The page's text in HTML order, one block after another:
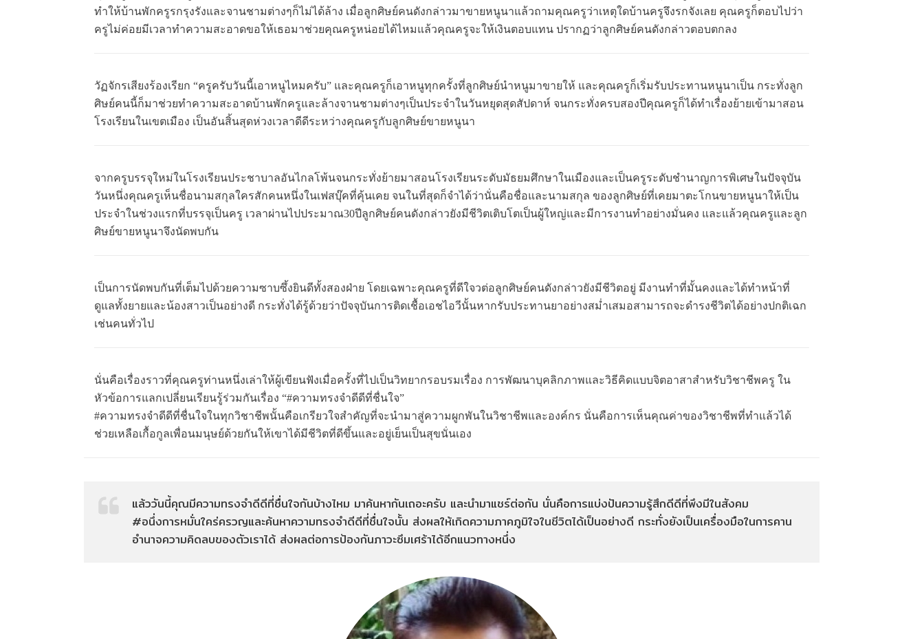
ทำให้บ้านพักครูรกรุงรังและจานชามต่างๆก็ไม่ได้ล้าง เมื่อลูกศิษย์คนดังกล่าวมาขายหนูนาแล้วถามคุณครูว่าเหตุใดบ้านครูจึงรกจังเลย คุณครูก็ตอบไปว่า
ครูไม่ค่อยมีเวลาทำความสะอาดขอให้เธอมาช่วยคุณครูหน่อยได้ไหมแล้วคุณครูจะให้เงินตอบแทน ปรากฏว่าลูกศิษย์คนดังกล่าวตอบตกลง
วัฏจักรเสียงร้องเรียก “ครูครับวันนี้เอาหนูไหมครับ” และคุณครูก็เอาหนูทุกครั้งที่ลูกศิษย์นำหนูมาขายให้ และคุณครูก็เริ่มรับประทานหนูนาเป็น กระทั่งลูก
ศิษย์คนนี้ก็มาช่วยทำความสะอาดบ้านพักครูและล้างจานชามต่างๆเป็นประจำในวันหยุดสุดสัปดาห์ จนกระทั่งครบสองปีคุณครูก็ได้ทำเรื่องย้ายเข้ามาสอน
โรงเรียนในเขตเมือง เป็นอันสิ้นสุดห่วงเวลาดีดีระหว่างคุณครูกับลูกศิษย์ขายหนูนา
จากครูบรรจุใหม่ในโรงเรียนประชาบาลอันไกลโพ้นจนกระทั่งย้ายมาสอนโรงเรียนระดับมัธยมศึกษาในเมืองและเป็นครูระดับชำนาญการพิเศษในปัจจุบัน
วันหนึ่งคุณครูเห็นชื่อนามสกุลใครสักคนหนึ่งในเฟสบุ๊คที่คุ้นเคย จนในที่สุดก็จำได้ว่านั่นคือชื่อและนามสกุล ของลูกศิษย์ที่เคยมาตะโกนขายหนูนาให้เป็น
ประจำในช่วงแรกที่บรรจุเป็นครู เวลาผ่านไปประมาณ30ปีลูกศิษย์คนดังกล่าวยังมีชีวิตเติบโตเป็นผู้ใหญ่และมีการงานทำอย่างมั่นคง และแล้วคุณครูและลูก
ศิษย์ขายหนูนาจึงนัดพบกัน
เป็นการนัดพบกันที่เต็มไปด้วยความซาบซึ้งยินดีทั้งสองฝ่าย โดยเฉพาะคุณครูที่ดีใจวต่อลูกศิษย์คนดังกล่าวยังมีชีวิตอยู่ มีงานทำที่มั้นคงและได้ทำหน้าที่
ดูแลทั้งยายและน้องสาวเป็นอย่างดี กระทั่งได้รู้ด้วยว่าปัจจุบันการติดเชื้อเอชไอวีนั้นหากรับประทานยาอย่างสม่ำเสมอสามารถจะดำรงชีวิตได้อย่างปกติเฉก
เช่นคนทั่วไป
นั่นคือเรื่องราวที่คุณครูท่านหนึ่งเล่าให้ผู้เขียนฟังเมื่อครั้งที่ไปเป็นวิทยากรอบรมเรื่อง การพัฒนาบุคลิกภาพและวิธีคิดแบบจิตอาสาสำหรับวิชาชีพครู ใน
หัวข้อการแลกเปลี่ยนเรียนรู้ร่วมกันเรื่อง “#ความทรงจำดีดีที่ชื่นใจ”
#ความทรงจำดีดีที่ชื่นใจในทุกวิชาชีพนั้นคือเกรียวใจสำคัญที่จะนำมาสู่ความผูกพันในวิชาชีพและองค์กร นั่นคือการเห็นคุณค่าของวิชาชีพที่ทำแล้วได้
ช่วยเหลือเกื้อกูลเพื่อนมนุษย์ด้วยกันให้เขาได้มีชีวิตที่ดีขึ้นและอยู่เย็นเป็นสุขนั่นเอง
แล้ววันนี้คุณมีความทรงจำดีดีที่ชื่นใจกันบ้างไหม มาค้นหากันเถอะครับ และนำมาแชร์ต่อกัน นั่นคือการแบ่งปันความรู้สึกดีดีที่พึงมีในสังคม
#อนึ่งการหมั่นใคร่ครวญและค้นหาความทรงจำดีดีที่ชื่นใจนั้น ส่งผลให้เกิดความภาคภูมิใจในชีวิตได้เป็นอย่างดี กระทั่งยังเป็นเครื่องมือในการคาน
อำนาจความคิดลบของตัวเราได้ ส่งผลต่อการป้องกันภาวะซึมเศร้าได้อีกแนวทางหนึ่ง